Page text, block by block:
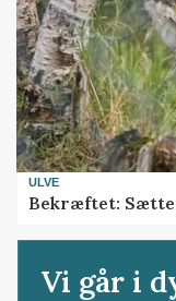
ULVE
Bekræftet:
Vi går i